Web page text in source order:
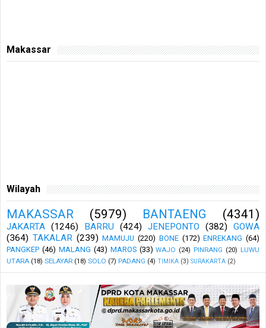
Makassar
Wilayah
MAKASSAR (5979) BANTAENG (4341)
JAKARTA (1246) BARRU (424) JENEPONTO (382)
GOWA
(364) TAKALAR (239) MAMUJU (220) BONE (172) ENREKANG (64)
PANGKEP (46) MALANG (43) MAROS (33) WAJO (24) PINRANG (20) LUWU
UTARA (18) SELAYAR (18) SOLO (7) PADANG (4) TIMIKA (3) SURAKARTA (2)